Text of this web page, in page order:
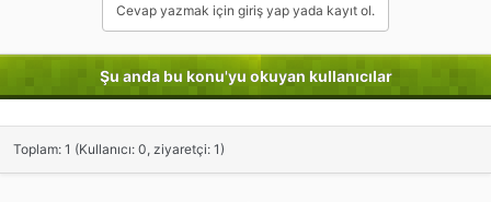
o
s
Cevap yazmak için giriş yap yada kayıt ol.
Şu anda bu konu'yu okuyan kullanıcılar
Toplam: 1 (Kullanıcı: 0, ziyaretçi: 1)